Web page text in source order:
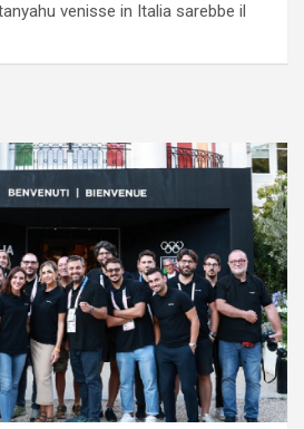
venisse in Italia sarebbe il